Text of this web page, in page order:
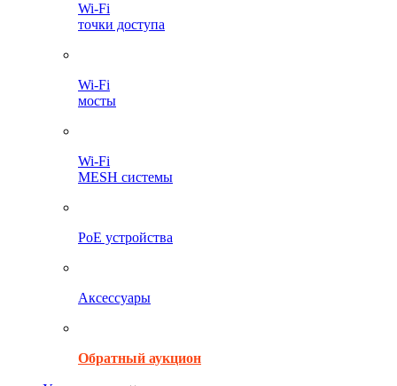
Wi-Fi
точки доступа
Wi-Fi
мосты
Wi-Fi
MESH системы
PoE устройства
Аксессуары
Обратный аукцион